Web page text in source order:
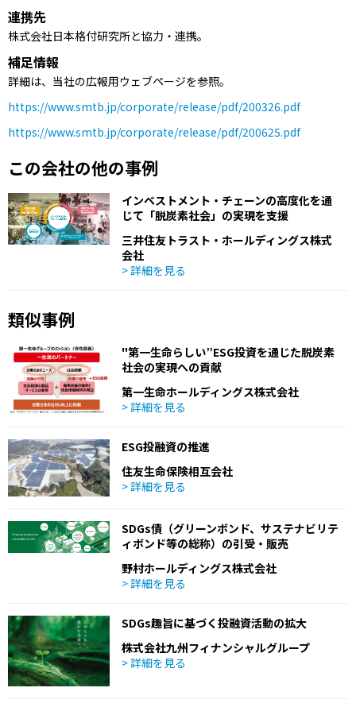
連携先
株式会社日本格付研究所と協力・連携。
補足情報
詳細は、当社の広報用ウェブページを参照。
https://www.smtb.jp/corporate/release/pdf/200326.pdf
https://www.smtb.jp/corporate/release/pdf/200625.pdf
この会社の他の事例
インベストメント・チェーンの高度化を通
じて「脱炭素社会」の実現を支援
三井住友トラスト・ホールディングス株式
会社
> 詳細を見る
類似事例
"第一生命らしい”ESG投資を通じた脱炭素
社会の実現への貢献
第一生命ホールディングス株式会社
> 詳細を見る
ESG投融資の推進
住友生命保険相互会社
> 詳細を見る
SDGs債（グリーンボンド、サステナビリテ
ィボンド等の総称）の引受・販売
野村ホールディングス株式会社
> 詳細を見る
SDGs趣旨に基づく投融資活動の拡大
株式会社九州フィナンシャルグループ
> 詳細を見る